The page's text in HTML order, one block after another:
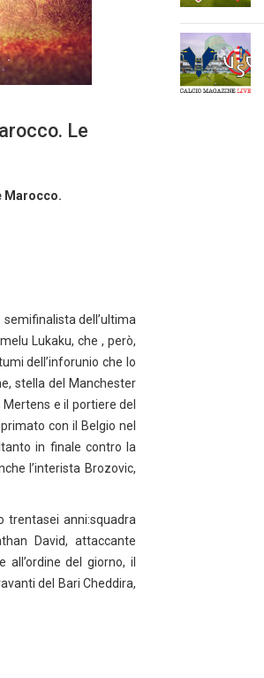
Le
Marocco.
dell’ultima
Lukaku, che , però,
dell’inforunio che lo
stella del Manchester
e il portiere del
con il Belgio nel
in finale contro la
l’interista Brozovic,
trentasei anni:squadra
David, attaccante
del giorno, il
del Bari Cheddira,